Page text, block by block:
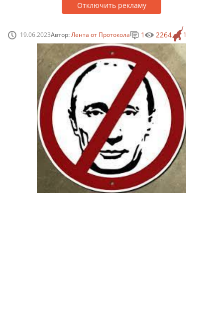
Отключить рекламу
19.06.2023Автор:Лента от Протокола 1
1 2264